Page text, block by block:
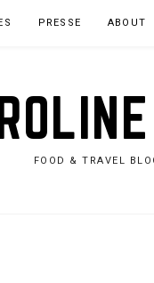
PRESSE ABOUT
FOOD & TRAVEL